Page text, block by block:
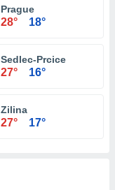
Prague
28° 18°
Sedlec-Prcice
27° 16°
Zilina
27° 17°